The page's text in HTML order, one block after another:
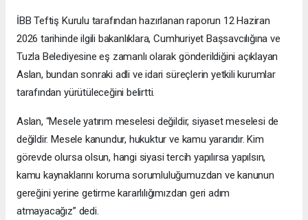
İBB Teftiş Kurulu tarafından hazırlanan raporun 12 Haziran
2026 tarihinde ilgili bakanlıklara, Cumhuriyet Başsavcılığına ve
Tuzla Belediyesine eş zamanlı olarak gönderildiğini açıklayan
Aslan, bundan sonraki adli ve idari süreçlerin yetkili kurumlar
tarafından yürütüleceğini belirtti.
Aslan, “Mesele yatırım meselesi değildir, siyaset meselesi de
değildir. Mesele kanundur, hukuktur ve kamu yararıdır. Kim
görevde olursa olsun, hangi siyasi tercih yapılırsa yapılsın,
kamu kaynaklarını koruma sorumluluğumuzdan ve kanunun
gereğini yerine getirme kararlılığımızdan geri adım
atmayacağız” dedi.